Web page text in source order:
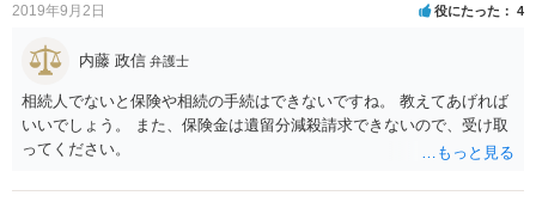
2019年9月2日 役にたった 4
内藤 政信 弁護士
相続人でないと保険や相続の手続はできないですね。 教えてあげれば
いいでしょう。 また、保険金は遺留分減殺請求できないので、受け取
ってください。